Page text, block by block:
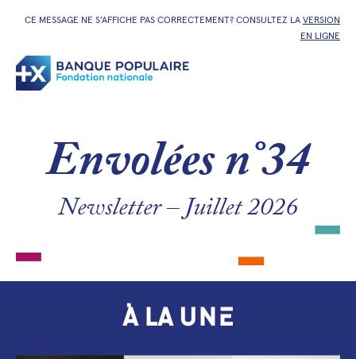
CE MESSAGE NE S’AFFICHE PAS CORRECTEMENT? CONSULTEZ LA VERSION
EN LIGNE
Envolées n°34
Newsletter – Juillet 2026
À LA UNE